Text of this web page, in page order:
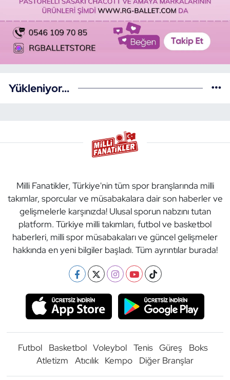
Yükleniyor...
Milli Fanatikler, Türkiye'nin tüm spor branşlarında milli
takımlar, sporcular ve müsabakalara dair son haberler ve
gelişmelerle karşınızda! Ulusal sporun nabzını tutan
platform. Türkiye milli takımları, futbol ve basketbol
haberleri, milli spor müsabakaları ve güncel gelişmeler
hakkında en yeni bilgiler başladı. Tüm ayrıntılar burada!
Futbol Basketbol Voleybol Tenis Güreş
Boks
Atletizm
Atıcılık Kempo Diğer Branşlar